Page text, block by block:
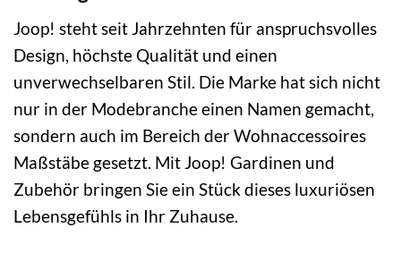
Joop! steht seit Jahrzehnten für anspruchsvolles
Design, höchste Qualität und einen
unverwechselbaren Stil. Die Marke hat sich nicht
nur in der Modebranche einen Namen gemacht,
sondern auch im Bereich der Wohnaccessoires
Maßstäbe gesetzt. Mit Joop! Gardinen und
Zubehör bringen Sie ein Stück dieses luxuriösen
Lebensgefühls in Ihr Zuhause.